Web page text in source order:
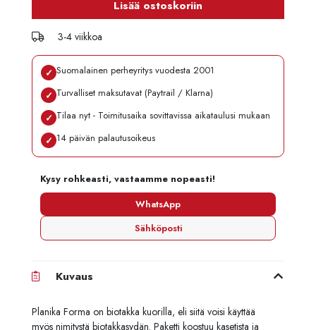
Lisää ostoskoriin
3-4 viikkoa
✓ Suomalainen perheyritys vuodesta 2001
✓ Turvalliset maksutavat (Paytrail / Klarna)
✓ Tilaa nyt - Toimitusaika sovittavissa aikataulusi mukaan
✓ 14 päivän palautusoikeus
Kysy rohkeasti, vastaamme nopeasti!
WhatsApp
Sähköposti
Kuvaus
Planika Forma on biotakka kuorilla, eli siitä voisi käyttää
myös nimitystä biotakkasydän. Paketti koostuu kasetista ja